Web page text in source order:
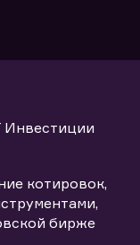
котировок,
бирже